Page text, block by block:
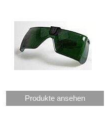
Produkte ansehen